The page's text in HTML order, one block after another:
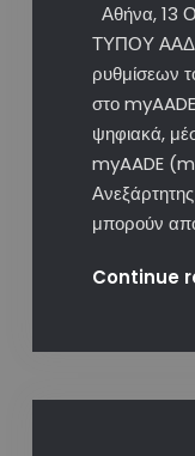
Αθήνα, 13
ΤΥΠΟΥ
ρυθμίσεων
στο
ψηφιακά,
myAADE
μπορούν
Continue